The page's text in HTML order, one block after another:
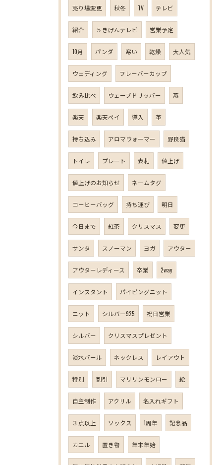
売り場変更 秋冬 TV テレビ
紹介 ５きげんテレビ 営業予定
10月 パンダ 寒い 乾燥 大人気
ウェディング フレーバーカップ
飲み比べ ウェーブドリッパー 燕
楽天 楽天ペイ 導入 革
持ち込み アロマウォーマー 野良猫
トイレ プレート 表札 値上げ
値上げのお知らせ ネームタグ
コーヒーバッグ 持ち運び 明日
今日まで 紅茶 クリスマス 変更
サンタ スノーマン ヨガ アウター
アウターレディース 卒業 2way
インスタント パイピングニット
ニット シルバー925 祝日営業
シルバー クリスマスプレゼント
淡水パール ネックレス レイアウト
特別 割引 マリリンモンロー 絵
自主制作 アクリル 名入れギフト
３点以上 ソックス 1周年 記念品
カエル 置き物 年末年始